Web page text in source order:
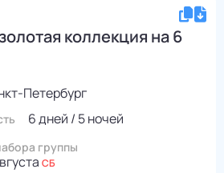
коллекция на 6
Петербург
6 дней / 5 ночей
группы
СБ